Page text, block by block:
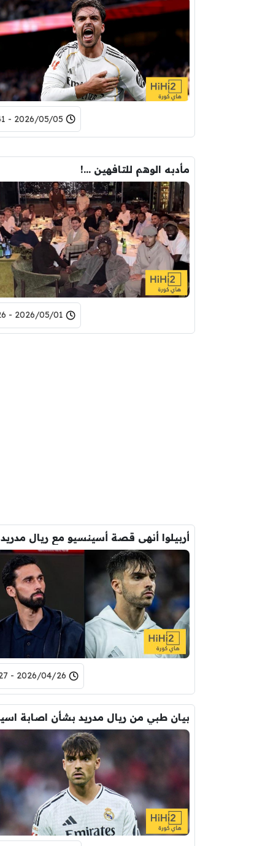
2026/05/05 - 18:41
مأدبه الوهم للتافهين …!
2026/05/01 - 19:26
أربيلوا أنهى قصة أسينسيو مع ريال مدريد
2026/04/26 - 00:27